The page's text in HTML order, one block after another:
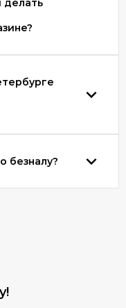
делать
безналу?